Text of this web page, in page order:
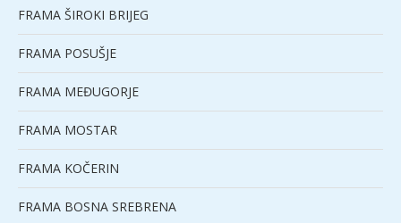
FRAMA ŠIROKI BRIJEG
FRAMA POSUŠJE
FRAMA MEĐUGORJE
FRAMA MOSTAR
FRAMA KOČERIN
FRAMA BOSNA SREBRENA